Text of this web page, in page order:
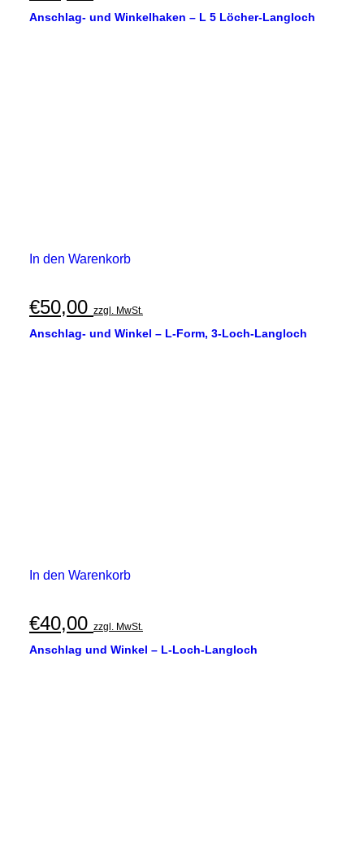
Anschlag- und Winkelhaken – L 5 Löcher-Langloch
In den Warenkorb
€50,00 zzgl. MwSt.
Anschlag- und Winkel – L-Form, 3-Loch-Langloch
In den Warenkorb
€40,00 zzgl. MwSt.
Anschlag und Winkel – L-Loch-Langloch